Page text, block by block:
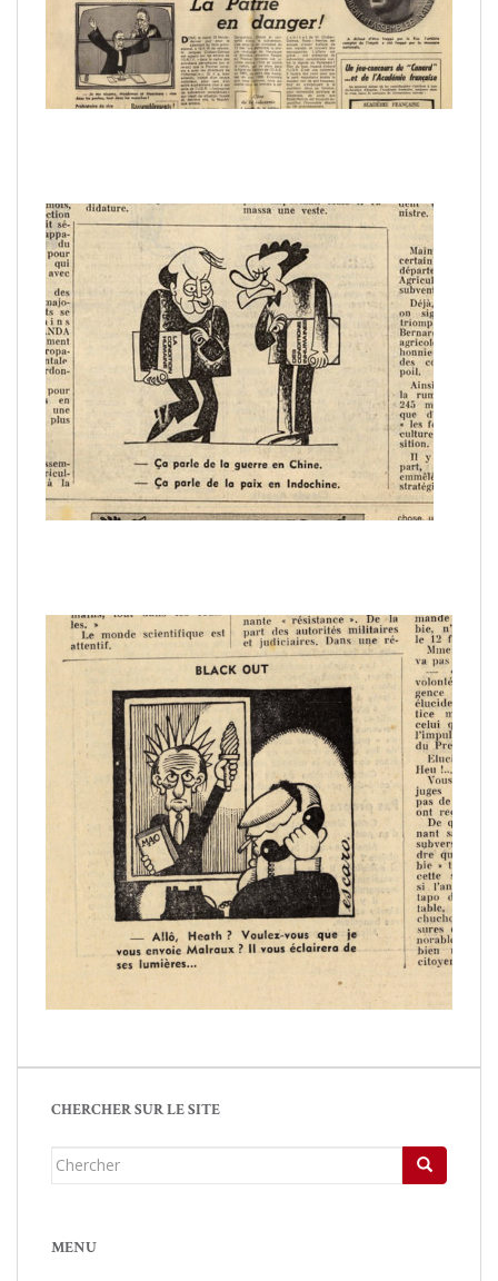
CHERCHER SUR LE SITE
Chercher...
MENU